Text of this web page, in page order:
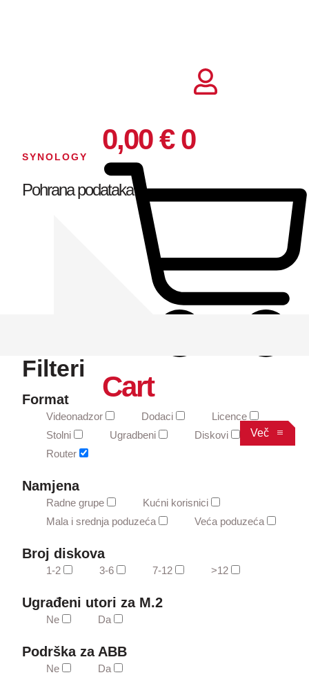
0,00€ 0
Cart
Več
SYNOLOGY
Pohrana podataka
Filteri
Format
Videonadzor Dodaci
Licence
Stolni
Ugradbeni
Diskovi
Router
Namjena
Radne grupe
Kućni korisnici
Mala i srednja poduzeća
Veća poduzeća
Broj diskova
1-2 3-6 7-12 >12
Ugrađeni utori za M.2
Ne Da
Podrška za ABB
Ne Da